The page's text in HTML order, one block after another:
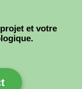
et votre